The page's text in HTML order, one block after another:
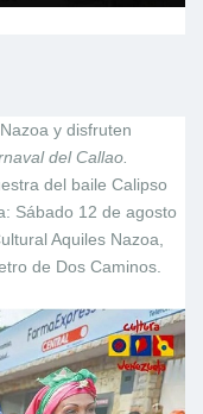
y disfruten
del Callao.
del baile Calipso
Sábado 12 de agosto
Aquiles Nazoa,
de Dos Caminos.